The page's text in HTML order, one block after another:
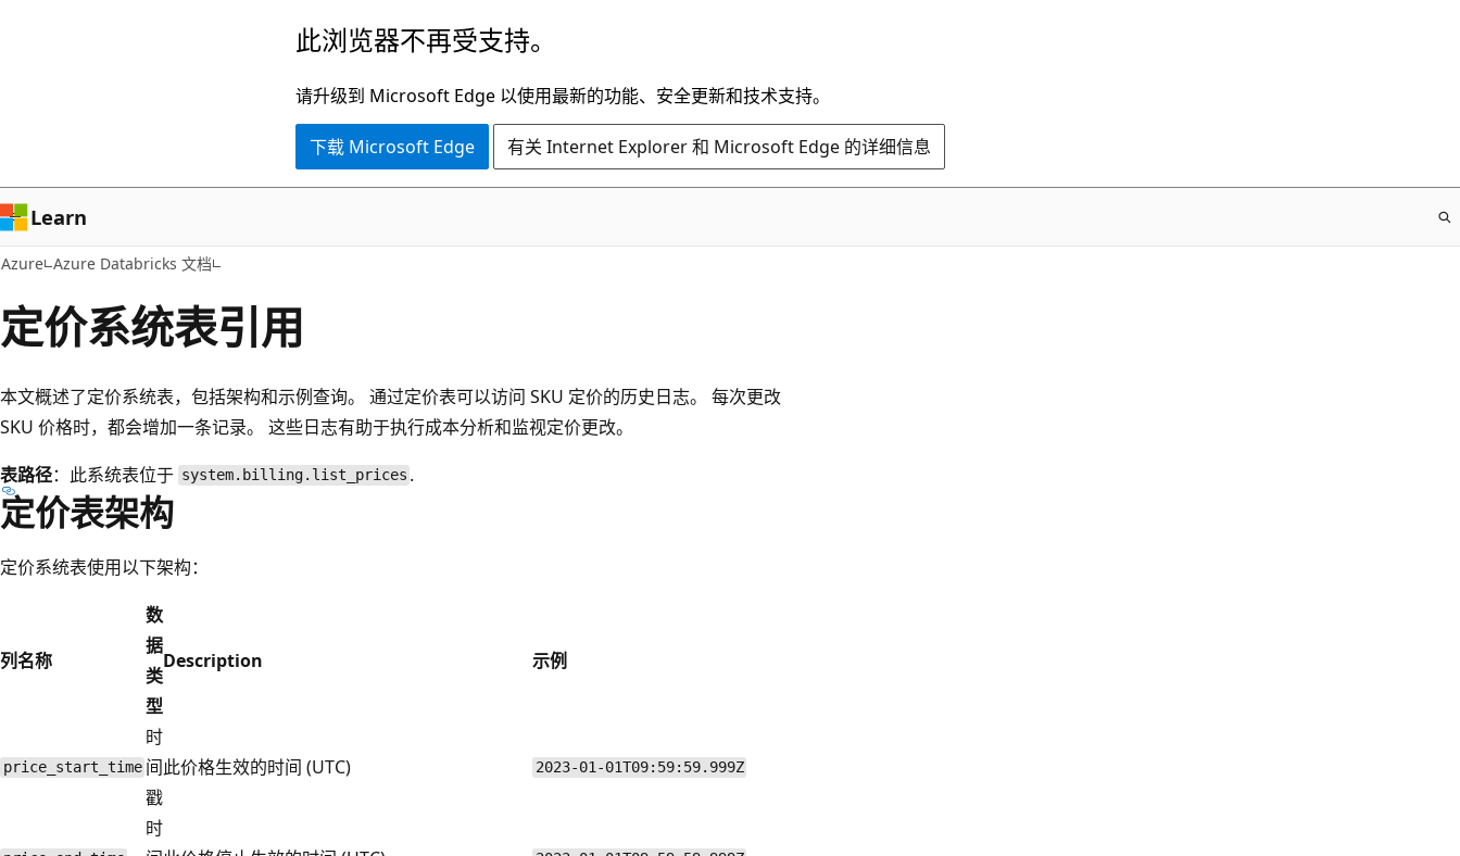
容
此浏览器不再受支持。
请升级到 Microsoft Edge 以使用最新的功能、安全更新和技术支持。
下载 Microsoft Edge 有关 Internet Explorer 和 Microsoft Edge 的详细信息
Learn
Azure Azure Databricks 文档
定价系统表引用
本文概述了定价系统表，包括架构和示例查询。 通过定价表可以访问 SKU 定价的历史日志。 每次更改
SKU 价格时，都会增加一条记录。 这些日志有助于执行成本分析和监视定价更改。
表路径：此系统表位于 system.billing.list_prices .
定价表架构
定价系统表使用以下架构：
列名称
数
据
类
型
Description 示例
price_start_time
时
间
戳
此价格生效的时间 (UTC) 2023-01-01T09:59:59.999Z
时